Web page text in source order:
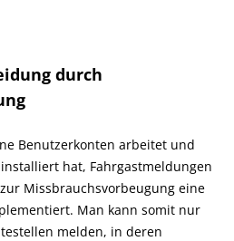
durch
Benutzerkonten arbeitet und
hat, Fahrgastmeldungen
Missbrauchsvorbeugung eine
Man kann somit nur
melden, in deren